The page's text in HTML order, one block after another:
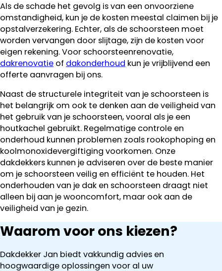
Als de schade het gevolg is van een onvoorziene
omstandigheid, kun je de kosten meestal claimen bij je
opstalverzekering. Echter, als de schoorsteen moet
worden vervangen door slijtage, zijn de kosten voor
eigen rekening. Voor schoorsteenrenovatie,
dakrenovatie of dakonderhoud kun je vrijblijvend een
offerte aanvragen bij ons.
Naast de structurele integriteit van je schoorsteen is
het belangrijk om ook te denken aan de veiligheid van
het gebruik van je schoorsteen, vooral als je een
houtkachel gebruikt. Regelmatige controle en
onderhoud kunnen problemen zoals rookophoping en
koolmonoxidevergiftiging voorkomen. Onze
dakdekkers kunnen je adviseren over de beste manier
om je schoorsteen veilig en efficiënt te houden. Het
onderhouden van je dak en schoorsteen draagt niet
alleen bij aan je wooncomfort, maar ook aan de
veiligheid van je gezin.
Waarom voor ons kiezen?
Dakdekker Jan biedt vakkundig advies en
hoogwaardige oplossingen voor al uw